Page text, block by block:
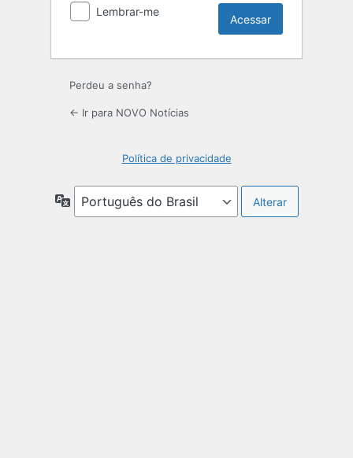
Lembrar-me
Perdeu a senha?
← Ir para NOVO Notícias
Política de privacidade
Idioma